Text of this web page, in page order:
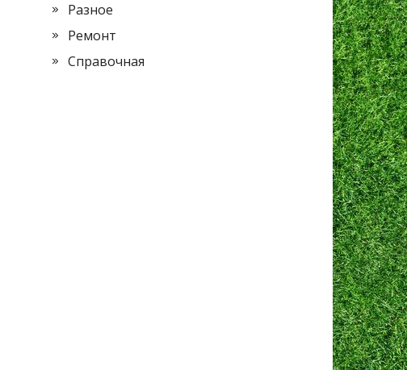
Разное
Ремонт
Справочная